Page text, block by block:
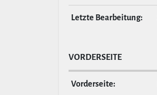
Letzte Bear­bei­tung:
VOR­DER­SEITE
Vor­der­seite: